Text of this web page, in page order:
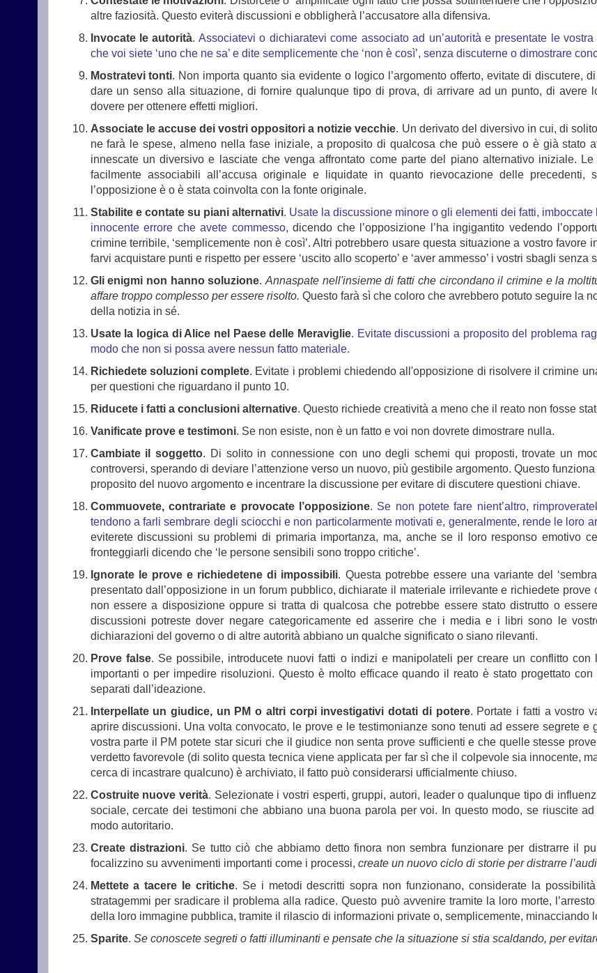
altre faziosità. Questo eviterà discussioni e obbligherà l’accusatore alla difensiva.
Invocate le autorità. Associatevi o dichiaratevi come associato ad un’autorità e presentate le vostra
che voi siete ‘uno che ne sa’ e dite semplicemente che ‘non è così’, senza discuterne o dimostrare
Mostratevi tonti. Non importa quanto sia evidente o logico l’argomento offerto, evitate di discutere,
dare un senso alla situazione, di fornire qualunque tipo di prova, di arrivare ad un punto, di avere
dovere per ottenere effetti migliori.
Associate le accuse dei vostri oppositori a notizie vecchie. Un derivato del diversivo in cui, di
ne farà le spese, almeno nella fase iniziale, a proposito di qualcosa che può essere o è già stato
innescate un diversivo e lasciate che venga affrontato come parte del piano alternativo iniziale.
facilmente associabili all’accusa originale e liquidate in quanto rievocazione delle precedenti,
l’opposizione è o è stata coinvolta con la fonte originale.
Stabilite e contate su piani alternativi. Usate la discussione minore o gli elementi dei fatti, imboccate
innocente errore che avete commesso, dicendo che l’opposizione l’ha ingigantito vedendo
crimine terribile, ‘semplicemente non è così’. Altri potrebbero usare questa situazione a vostro
farvi acquistare punti e rispetto per essere ‘uscito allo scoperto’ e ‘aver ammesso’ i vostri sbagli
Gli enigmi non hanno soluzione.Annaspate nell'insiemedi fatti che circondano il crimine e la
affare troppo complesso per essere risolto. Questo farà sì che coloro che avrebbero potuto seguire la
della notizia in sé.
Usate la logica di Alice nel Paese delle Meraviglie. Evitate discussioni a proposito del problema
modo che non si possa avere nessun fatto materiale.
Richiedete soluzioni complete. Evitate i problemi chiedendoall'opposizione di risolvere il crimine
per questioni che riguardano il punto 10.
Riducete i fatti a conclusioni alternative. Questo richiede creatività a meno che il reato non fosse
Vanificate prove e testimoni. Se non esiste, non è un fatto e voi non dovrete dimostrare nulla.
Cambiate il soggetto. Di solito in connessione con uno degli schemi qui proposti, trovate un
controversi, sperando di deviare l’attenzione verso un nuovo, più gestibile argomento. Questo
proposito del nuovo argomento e incentrare la discussione per evitare di discutere questioni chiave.
Commuovete, contrariate e provocate l’opposizione. Se non potete fare nient’altro,
tendono a farli sembrare degli sciocchi e non particolarmente motivati e, generalmente, rende le loro
eviterete discussioni su problemi di primaria importanza, ma, anche se il loro responso emotivo
fronteggiarli dicendo che ‘le persone sensibili sono troppo critiche’.
Ignorate le prove e richiedetene di impossibili. Questa potrebbe essere una variante del
presentato dall’opposizione in un forum pubblico, dichiarate il materiale irrilevante e richiedete
non essere a disposizione oppure si tratta di qualcosa che potrebbe essere stato distrutto o
discussioni potreste dover negare categoricamente ed asserire che i media e i libri sono le
dichiarazioni del governo o di altre autorità abbiano un qualche significato o siano rilevanti.
Prove false. Se possibile, introducete nuovi fatti o indizi e manipolateli per creare un conflitto con
importanti o per impedire risoluzioni. Questo è molto efficace quando il reato è stato progettato
separati dall’ideazione.
Interpellate un giudice, un PM o altri corpi investigativi dotati di potere. Portate i fatti a vostro
aprire discussioni. Una volta convocato, le prove e le testimonianze sono tenuti ad essere segrete
vostra parte il PM potete star sicuri che il giudice non senta prove sufficienti e che quelle stesse
verdetto favorevole (di solito questa tecnica viene applicata per far sì che il colpevole sia innocente,
cerca di incastrare qualcuno) è archiviato, il fatto può considerarsi ufficialmente chiuso.
Costruite nuove verità. Selezionate i vostri esperti, gruppi, autori, leader o qualunque tipo di
sociale, cercate dei testimoni che abbiano una buona parola per voi. In questo modo, se riuscite
modo autoritario.
Create distrazioni. Se tutto ciò che abbiamo detto finora non sembra funzionare per distrarre il
focalizzino su avvenimenti importanti come i processi, create un nuovo ciclo di storie per distrarre
Mettete a tacere le critiche. Se i metodi descritti sopra non funzionano, considerate la
stratagemmi per sradicare il problema alla radice. Questo può avvenire tramite la loro morte,
della loro immagine pubblica, tramite il rilascio di informazioni private o, semplicemente, minacciando
Sparite. Se conoscete segreti o fatti illuminanti e pensate che la situazione si stia scaldando, per